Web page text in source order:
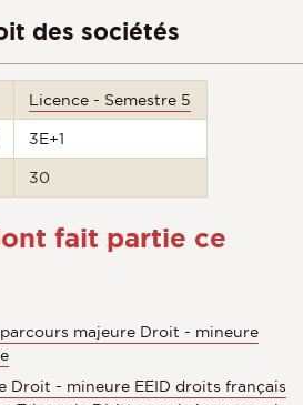
des sociétés
Licence - Semestre 5
3E+1
30
fait partie ce
majeure Droit - mineure
Droit - mineure EEID droits français